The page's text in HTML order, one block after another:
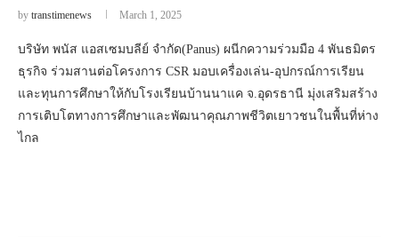
by transtimenews March 1, 2025
บริษัท พนัส แอสเซมบลีย์ จำกัด(Panus) ผนีกความร่วมมือ 4 พันธมิตร
ธุรกิจ ร่วมสานต่อโครงการ CSR มอบเครื่องเล่น-อุปกรณ์การเรียน
และทุนการศึกษาให้กับโรงเรียนบ้านนาแค จ.อุดรธานี มุ่งเสริมสร้าง
การเติบโตทางการศึกษาและพัฒนาคุณภาพชีวิตเยาวชนในพื้นที่ห่าง
ไกล